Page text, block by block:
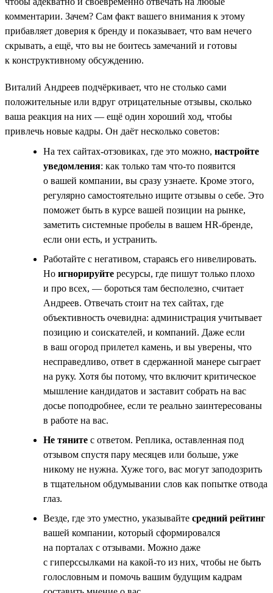
комментарии. Зачем? Сам факт вашего внимания к этому
прибавляет доверия к бренду и показывает, что вам нечего
скрывать, а ещё, что вы не боитесь замечаний и готовы
к конструктивному обсуждению.
Виталий Андреев подчёркивает, что не столько сами
положительные или вдруг отрицательные отзывы, сколько
ваша реакция на них — ещё один хороший ход, чтобы
привлечь новые кадры. Он даёт несколько советов:
На тех сайтах-отзовиках, где это можно, настройте
уведомления: как только там что-то появится
о вашей компании, вы сразу узнаете. Кроме этого,
регулярно самостоятельно ищите отзывы о себе. Это
поможет быть в курсе вашей позиции на рынке,
заметить системные пробелы в вашем HR-бренде,
если они есть, и устранить.
Работайте с негативом, стараясь его нивелировать.
Но игнорируйте ресурсы, где пишут только плохо
и про всех, — бороться там бесполезно, считает
Андреев. Отвечать стоит на тех сайтах, где
объективность очевидна: администрация учитывает
позицию и соискателей, и компаний. Даже если
в ваш огород прилетел камень, и вы уверены, что
несправедливо, ответ в сдержанной манере сыграет
на руку. Хотя бы потому, что включит критическое
мышление кандидатов и заставит собрать на вас
досье поподробнее, если те реально заинтересованы
в работе на вас.
Не тяните с ответом. Реплика, оставленная под
отзывом спустя пару месяцев или больше, уже
никому не нужна. Хуже того, вас могут заподозрить
в тщательном обдумывании слов как попытке отвода
глаз.
Везде, где это уместно, указывайте средний рейтинг
вашей компании, который сформировался
на порталах с отзывами. Можно даже
с гиперссылками на какой-то из них, чтобы не быть
голословным и помочь вашим будущим кадрам